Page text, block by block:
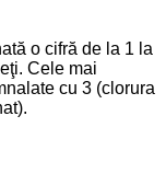
o cifră de la 1 la
Cele mai
cu 3 (clorura